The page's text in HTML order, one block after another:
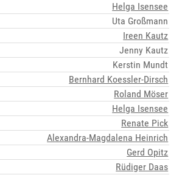
Helga Isensee
Uta Großmann
Ireen Kautz
Jenny Kautz
Kerstin Mundt
Bernhard Koessler-Dirsch
Roland Möser
Helga Isensee
Renate Pick
Alexandra-Magdalena Heinrich
Gerd Opitz
Rüdiger Daas